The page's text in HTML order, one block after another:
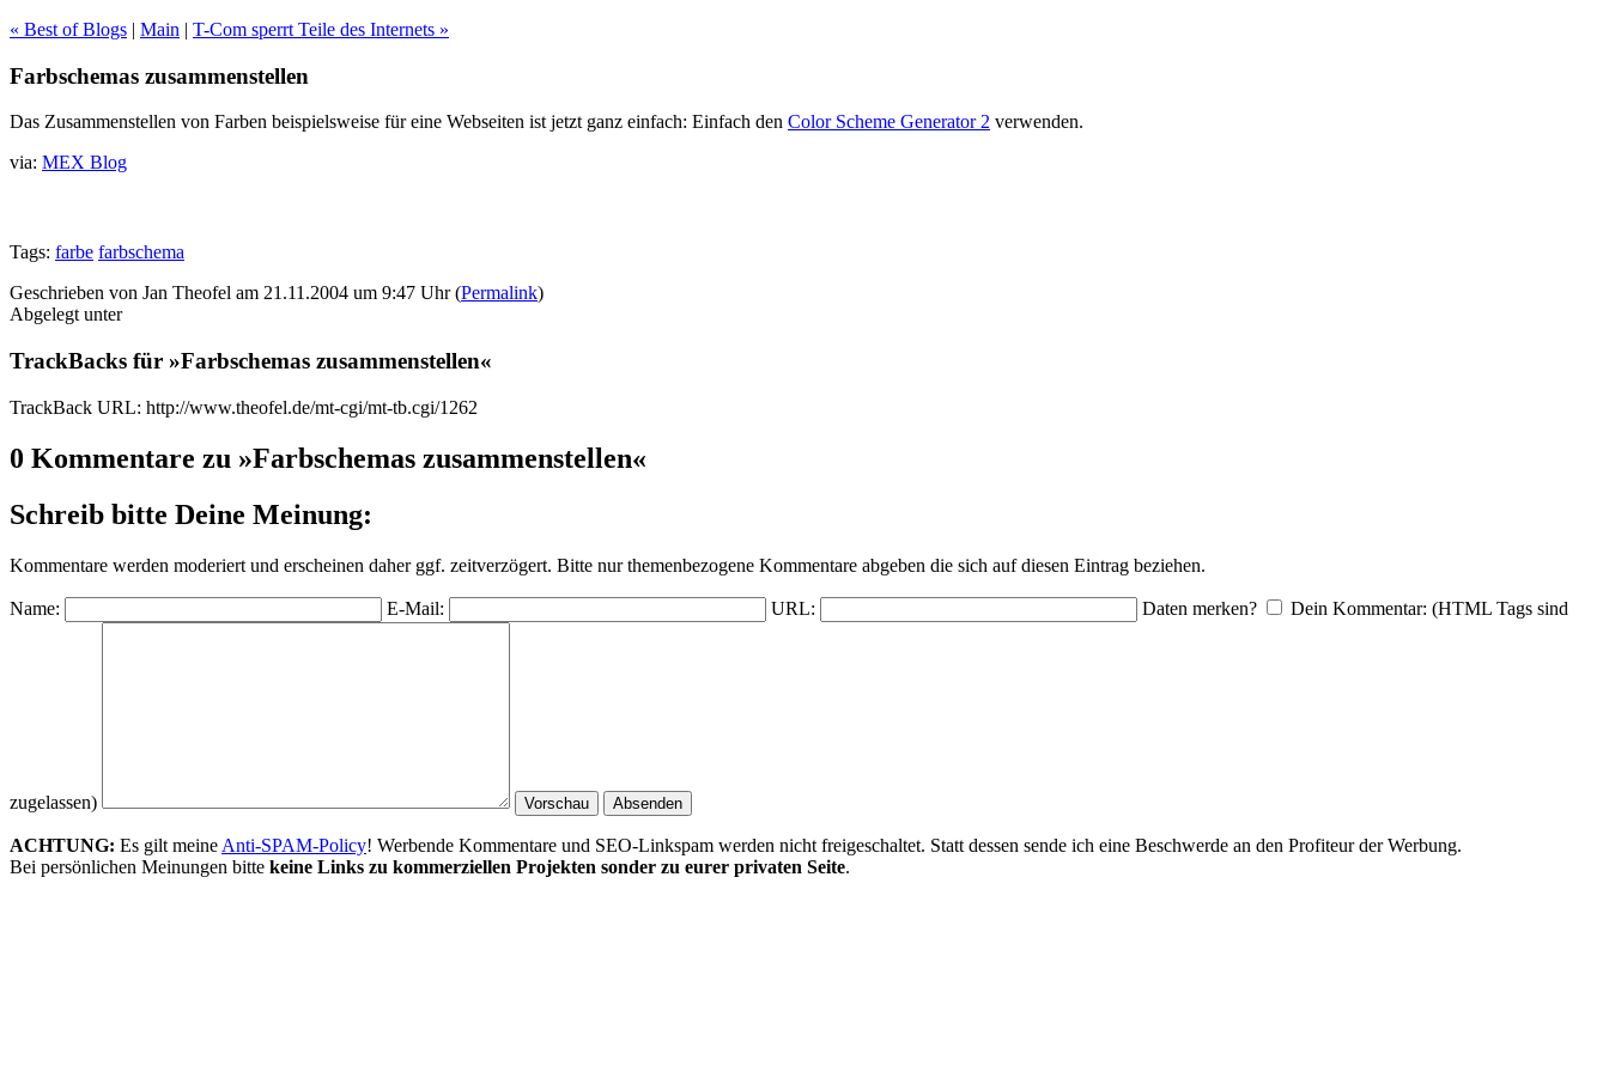
« Best of Blogs | Main | T-Com sperrt Teile des Internets »
Farbschemas zusammenstellen
Das Zusammenstellen von Farben beispielsweise für eine Webseiten ist jetzt ganz einfach: Einfach den Color Scheme Generator 2 verwenden.
via: MEX Blog
Tags: farbe farbschema
Geschrieben von Jan Theofel am 21.11.2004 um 9:47 Uhr (Permalink)
Abgelegt unter
TrackBacks für »Farbschemas zusammenstellen«
TrackBack URL: http://www.theofel.de/mt-cgi/mt-tb.cgi/1262
0 Kommentare zu »Farbschemas zusammenstellen«
Schreib bitte Deine Meinung:
Kommentare werden moderiert und erscheinen daher ggf. zeitverzögert. Bitte nur themenbezogene Kommentare abgeben die sich auf diesen Eintrag beziehen.
Name: E-Mail: URL: Daten merken? Dein Kommentar: (HTML Tags sind
zugelassen)
ACHTUNG: Es gilt meine Anti-SPAM-Policy! Werbende Kommentare und SEO-Linkspam werden nicht freigeschaltet. Statt dessen sende ich eine Beschwerde an den Profiteur der Werbung.
Bei persönlichen Meinungen bitte keine Links zu kommerziellen Projekten sonder zu eurer privaten Seite.